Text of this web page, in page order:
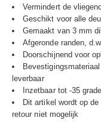
Vermindert de
Geschikt voor alle
Gemaakt van 3 mm
Afgeronde randen,
Doorschijnend voor
leverbaar
Inzetbaar tot -35
Dit artikel wordt op
retour niet mogelijk